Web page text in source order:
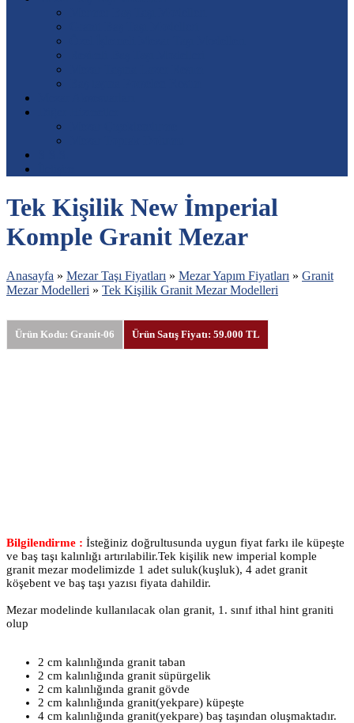
Tek Kişilik New İmperial
Komple Granit Mezar
Anasayfa » Mezar Taşı Fiyatları » Mezar Yapım Fiyatları » Granit
Mezar Modelleri » Tek Kişilik Granit Mezar Modelleri
Ürün Kodu: Granit-06 Ürün Satış Fiyatı: 59.000 TL
Bilgilendirme : İsteğiniz doğrultusunda uygun fiyat farkı ile küpeşte
ve baş taşı kalınlığı artırılabilir.Tek kişilik new imperial komple
granit mezar modelimizde 1 adet suluk(kuşluk), 4 adet granit
köşebent ve baş taşı yazısı fiyata dahildir.
Mezar modelinde kullanılacak olan granit, 1. sınıf ithal hint graniti
olup
2 cm kalınlığında granit taban
2 cm kalınlığında granit süpürgelik
2 cm kalınlığında granit gövde
2 cm kalınlığında granit(yekpare) küpeşte
4 cm kalınlığında granit(yekpare) baş taşından oluşmaktadır.